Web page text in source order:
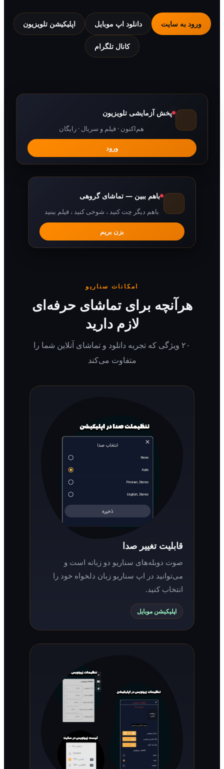
به سایت دانلود اپ موبایل اپلیکیشن تلویزیون
کانال تلگرام
پخش آزمایشی تلویزیون
هم‌اکنون · فیلم و سریال · رایگان
باهم ببین — تماشای گروهی
باهم دیگر چت کنید ، شوخی کنید ، فیلم ببنید
امکانات سناریو
برای تماشای حرفه‌ای
لازم دارید
۲۰ ویژگی که تجربه دانلود و تماشای آنلاین شما را
متفاوت می‌کند
قابلیت تغییر صدا
صوت دوبله‌های سناریو دو زبانه است و
می‌توانید در اپ سناریو زبان دلخواه خود را
انتخاب کنید.
اپلیکیشن موبایل